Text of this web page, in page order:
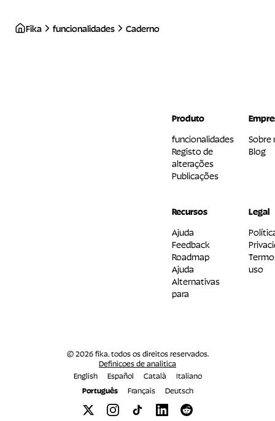
Fika funcionalidades Caderno
Produto
funcionalidades
Registo de
alterações
Publicações
Sobre
Blog
Recursos
Ajuda
Feedback
Roadmap
Ajuda
Alternativas
para
Legal
uso
© 2026 fika. todos os direitos reservados.
Definicoes de analitica
English
Español Català
Italiano
Português
Français Deutsch